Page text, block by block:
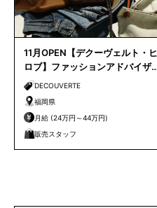
11月OPEN【デクーヴェルト・ヒ
ロブ】ファッションアドバイザ
ー｜天神店
DECOUVERTE
福岡県
月給 (24万円～44万円)
販売スタッフ